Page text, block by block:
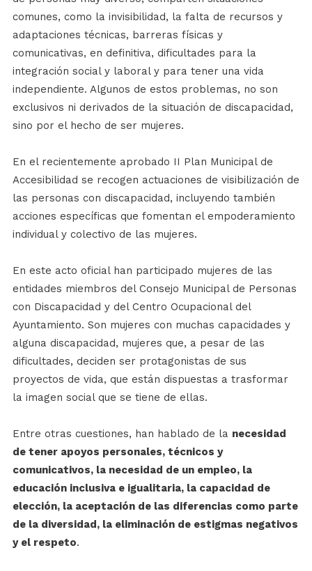
comunes, como la invisibilidad, la falta de recursos y
adaptaciones técnicas, barreras físicas y
comunicativas, en definitiva, dificultades para la
integración social y laboral y para tener una vida
independiente. Algunos de estos problemas, no son
exclusivos ni derivados de la situación de discapacidad,
sino por el hecho de ser mujeres.
En el recientemente aprobado II Plan Municipal de
Accesibilidad se recogen actuaciones de visibilización de
las personas con discapacidad, incluyendo también
acciones específicas que fomentan el empoderamiento
individual y colectivo de las mujeres.
En este acto oficial han participado mujeres de las
entidades miembros del Consejo Municipal de Personas
con Discapacidad y del Centro Ocupacional del
Ayuntamiento. Son mujeres con muchas capacidades y
alguna discapacidad, mujeres que, a pesar de las
dificultades, deciden ser protagonistas de sus
proyectos de vida, que están dispuestas a trasformar
la imagen social que se tiene de ellas.
Entre otras cuestiones, han hablado de la necesidad
de tener apoyos personales, técnicos y
comunicativos, la necesidad de un empleo, la
educación inclusiva e igualitaria, la capacidad de
elección, la aceptación de las diferencias como parte
de la diversidad, la eliminación de estigmas negativos
y el respeto.